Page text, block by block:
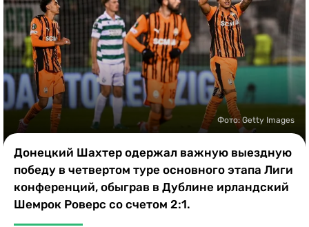
ЧЕ-2028
Букмекеры
Казино
Фото: Getty Images
Донецкий Шахтер одержал важную выездную
победу в четвертом туре основного этапа Лиги
конференций, обыграв в Дублине ирландский
Шемрок Роверс со счетом 2:1.